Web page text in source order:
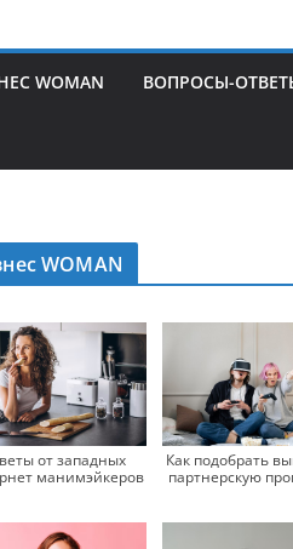
WOMAN ВОПРОСЫ-
WOMAN
от западных
манимэйкеров
Как подобрать
партнерскую